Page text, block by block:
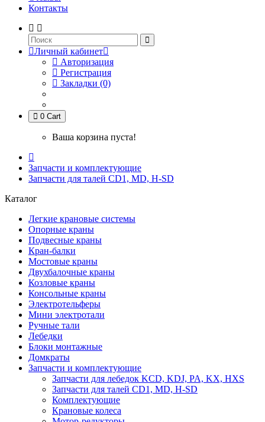
Контакты
Личный кабинет
Авторизация
Регистрация
Закладки (0)
0 Cart
Ваша корзина пуста!
Запчасти и комплектующие
Запчасти для талей CD1, MD, H-SD
Каталог
Легкие крановые системы
Опорные краны
Подвесные краны
Кран-балки
Мостовые краны
Двухбалочные краны
Козловые краны
Консольные краны
Электротельферы
Мини электротали
Ручные тали
Лебедки
Блоки монтажные
Домкраты
Запчасти и комплектующие
Запчасти для лебедок KCD, KDJ, PA, KX, HXS
Запчасти для талей CD1, MD, H-SD
Комплектующие
Крановые колеса